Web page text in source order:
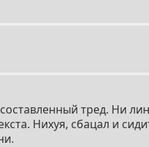
тред. Ни
Нихуя, сбацал и